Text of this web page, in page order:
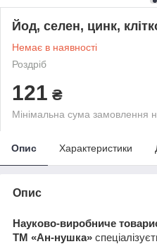
Йод, селен, цинк,
Немає в наявності
Роздріб
121 ₴
Мінімальна сума замовлення
Опис Характеристики
Опис
Науково-виробниче
ТМ «Ан-нушка»